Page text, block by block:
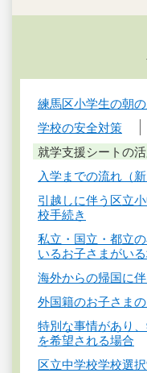
練馬区小学生の朝
学校の安全対策
就学支援シートの
入学までの流れ（新
引越しに伴う区立
校手続き
私立・国立・都立
いるお子さまがい
海外からの帰国に
外国籍のお子さま
特別な事情があり
を希望される場合
区立中学校学校選